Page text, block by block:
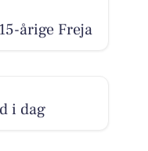
årige Freja
i dag